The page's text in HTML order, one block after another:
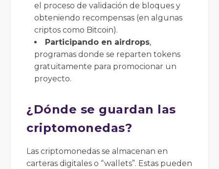
el proceso de validación de bloques y
obteniendo recompensas (en algunas
criptos como Bitcoin).
Participando en airdrops,
programas donde se reparten tokens
gratuitamente para promocionar un
proyecto.
¿Dónde se guardan las
criptomonedas?
Las criptomonedas se almacenan en
carteras digitales o “wallets”. Estas pueden